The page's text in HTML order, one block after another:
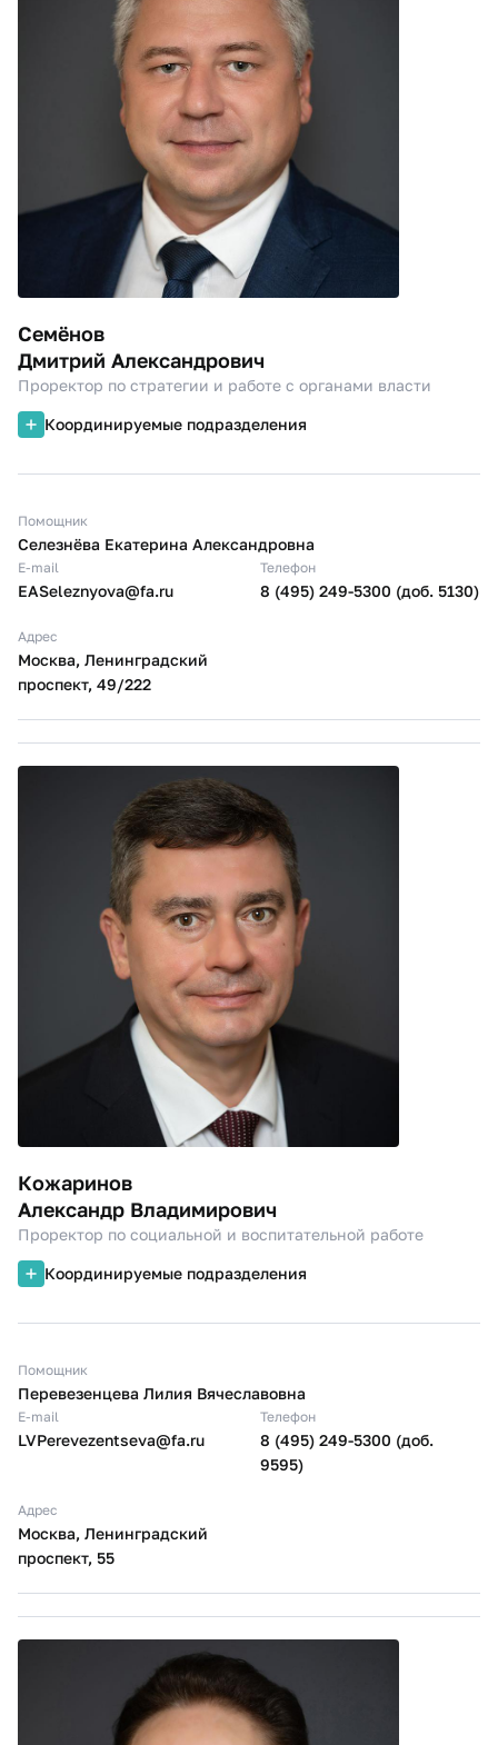
Семёнов
Дмитрий Александрович
Проректор по стратегии и работе с органами власти
Координируемые подразделения
Помощник
Селезнёва Екатерина Александровна
E-mail
EASeleznyova@fa.ru
Телефон
8 (495) 249-5300 (доб. 5130)
Адрес
Москва, Ленинградский
проспект, 49/222
Кожаринов
Александр Владимирович
Проректор по социальной и воспитательной работе
Координируемые подразделения
Помощник
Перевезенцева Лилия Вячеславовна
E-mail
LVPerevezentseva@fa.ru
Телефон
8 (495) 249-5300 (доб.
9595)
Адрес
Москва, Ленинградский
проспект, 55